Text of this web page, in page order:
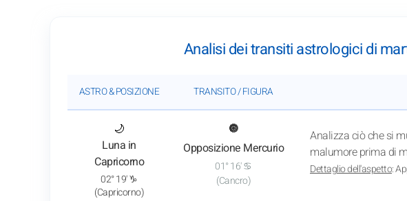
Analisi dei transiti astrologici di
ASTRO & POSIZIONE TRANSITO / FIGURA
🌙
Luna in
Capricorno
: Vedi l'analisi del transito
02° 19' ♑
(Capricorno)
🔘
Opposizione Mercurio
01° 16' ♋
(Cancro)
Analizza ciò che si
malumore prima di
Dettaglio dell'aspetto: